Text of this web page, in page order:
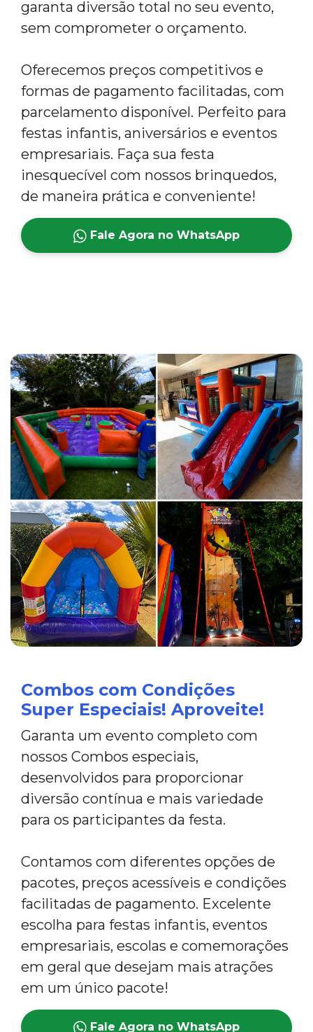
garanta diversão total no seu evento,
sem comprometer o orçamento.
Oferecemos preços competitivos e
formas de pagamento facilitadas, com
parcelamento disponível. Perfeito para
festas infantis, aniversários e eventos
empresariais. Faça sua festa
inesquecível com nossos brinquedos,
de maneira prática e conveniente!
Fale Agora no WhatsApp
Combos com Condições
Super Especiais! Aproveite!
Garanta um evento completo com
nossos Combos especiais,
desenvolvidos para proporcionar
diversão contínua e mais variedade
para os participantes da festa.
Contamos com diferentes opções de
pacotes, preços acessíveis e condições
facilitadas de pagamento. Excelente
escolha para festas infantis, eventos
empresariais, escolas e comemorações
em geral que desejam mais atrações
em um único pacote!
Fale Agora no WhatsApp